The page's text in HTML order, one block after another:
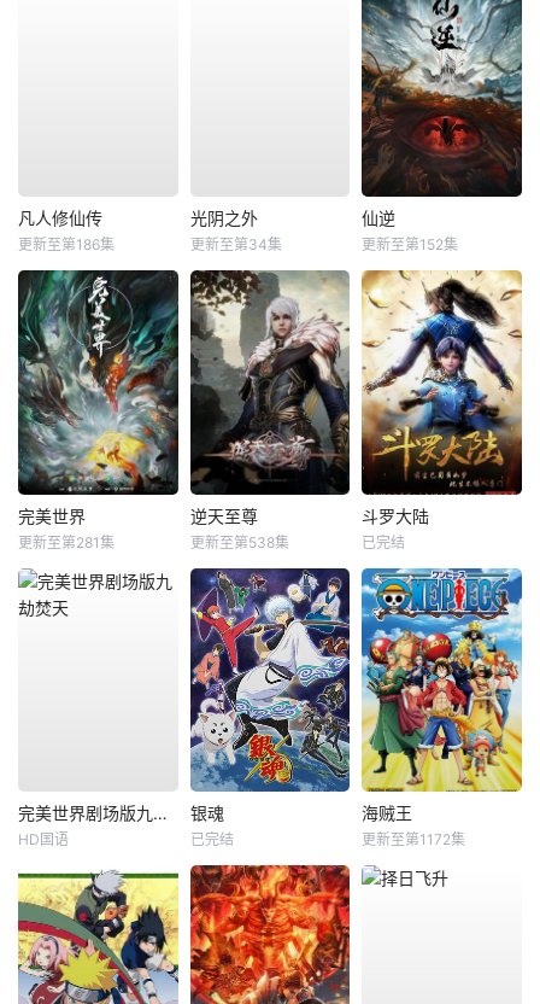
凡人修仙传
更新至第186集
光阴之外
更新至第34集
仙逆
更新至第152集
完美世界
更新至第281集
逆天至尊
更新至第538集
斗罗大陆
已完结
完美世界剧场版九劫焚天
HD国语
银魂
已完结
海贼王
更新至第1172集